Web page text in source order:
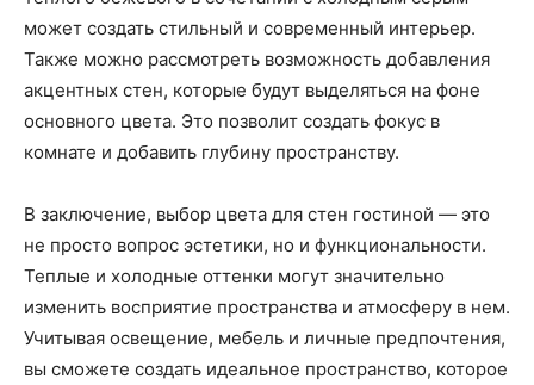
может создать стильный и современный интерьер.
Также можно рассмотреть возможность добавления
акцентных стен, которые будут выделяться на фоне
основного цвета. Это позволит создать фокус в
комнате и добавить глубину пространству.
В заключение, выбор цвета для стен гостиной — это
не просто вопрос эстетики, но и функциональности.
Теплые и холодные оттенки могут значительно
изменить восприятие пространства и атмосферу в нем.
Учитывая освещение, мебель и личные предпочтения,
вы сможете создать идеальное пространство, которое